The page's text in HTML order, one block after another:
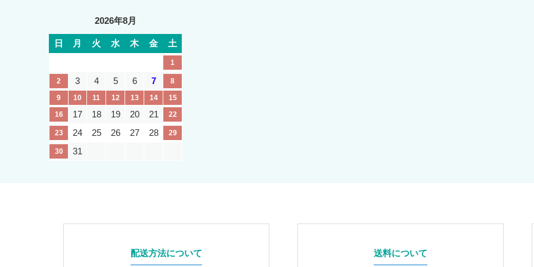
2026年8月
日 月 火 水 木 金 土
1
2 3 4 5 6 7
8
9
10 11 12 13 14
15
16
17 18 19 20 21 22
23 24 25 26 27 28 29
30 31
配送方法について 送料について